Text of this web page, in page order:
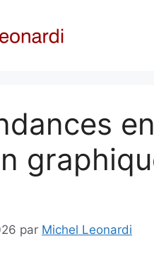
en
par Michel Leonardi